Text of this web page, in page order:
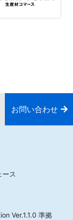
お問い合わせ
ース
Ver.1.1.0 準拠